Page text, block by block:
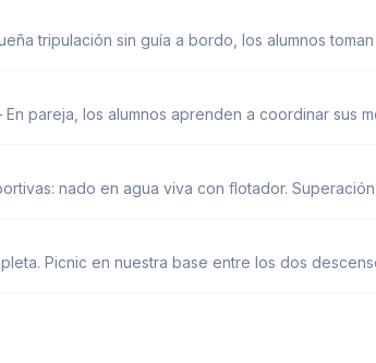
tripulación sin guía a bordo, los alumnos
pareja, los alumnos aprenden a coordinar sus
nado en agua viva con flotador.
Picnic en nuestra base entre los dos